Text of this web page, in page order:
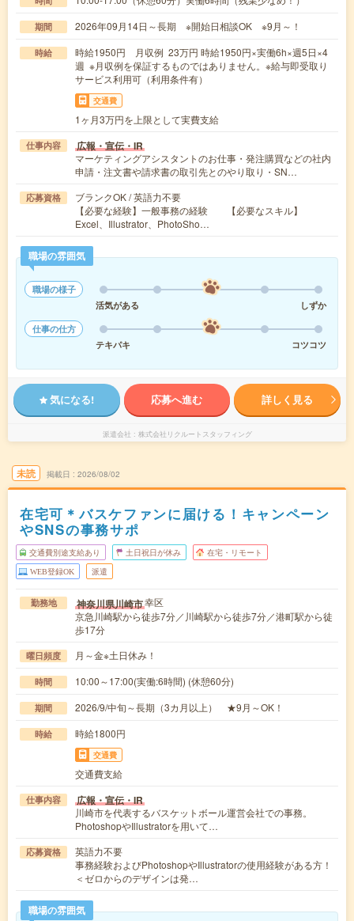
期間 2026年09月14日～長期 ※開始日相談OK ※9月～！
時給
時給1950円 月収例 23万円 時給1950円×実働6h×週5日×4
週 ※月収例を保証するものではありません。※給与即受取り
サービス利用可（利用条件有）
交通費
1ヶ月3万円を上限として実費支給
仕事内容 広報・宣伝・IR
マーケティングアシスタントのお仕事・発注購買などの社内
申請・注文書や請求書の取引先とのやり取り・SN…
応募資格
ブランクOK / 英語力不要
【必要な経験】一般事務の経験 【必要なスキル】
Excel、Illustrator、PhotoSho…
職場の雰囲気
職場の様子
活気がある
しずか
仕事の仕方
テキパキ
コツコツ
気になる! 応募へ進む 詳しく見る
派遣会社 株式会社リクルートスタッフィング
未読 掲載日 2026/08/02
在宅可＊バスケファンに届ける！キャンペーン
やSNSの事務サポ
交通費別途支給あり 土日祝日が休み 在宅・リモート
WEB登録OK 派遣
勤務地 神奈川県川崎市幸区
京急川崎駅から徒歩7分／川崎駅から徒歩7分／港町駅から徒
歩17分
曜日頻度 月～金※土日休み！
時間 10:00～17:00(実働:6時間) (休憩60分)
期間 2026/9/中旬～長期（3カ月以上） ★9月～OK！
時給 時給1800円
交通費
交通費支給
仕事内容 広報・宣伝・IR
川崎市を代表するバスケットボール運営会社での事務。
PhotoshopやIllustratorを用いて…
応募資格
英語力不要
事務経験およびPhotoshopやIllustratorの使用経験がある方！
＜ゼロからのデザインは発…
職場の雰囲気